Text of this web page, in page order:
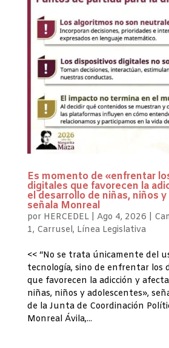
Es momento de «enfrentar
digitales que favorecen la
el desarrollo de niñas, niños
señala Monreal
por HERCEDEL| Ago 4, 2026
1, Carrusel, Línea Legislativa
<< “No se trata únicamente del
tecnología, sino de enfrentar los
que favorecen la adicción y
niñas, niños y adolescentes»,
de la Junta de Coordinación
Monreal Ávila,...